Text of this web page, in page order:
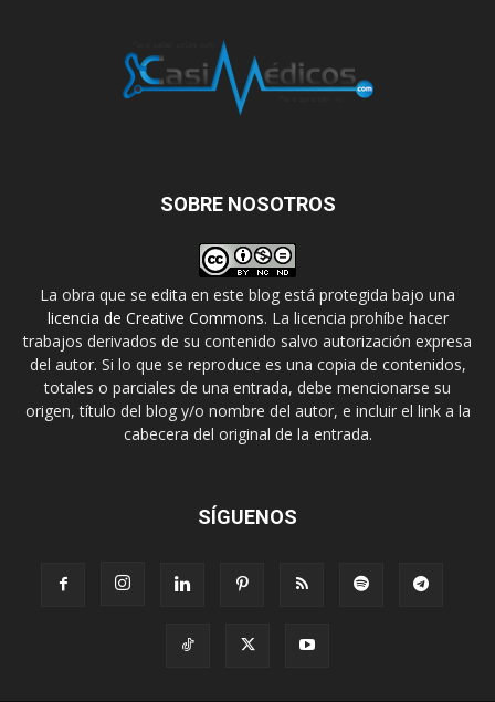
SOBRE NOSOTROS
La obra que se edita en este blog está protegida bajo una
licencia de Creative Commons. La licencia prohíbe hacer
trabajos derivados de su contenido salvo autorización expresa
del autor. Si lo que se reproduce es una copia de contenidos,
totales o parciales de una entrada, debe mencionarse su
origen, título del blog y/o nombre del autor, e incluir el link a la
cabecera del original de la entrada.
SÍGUENOS